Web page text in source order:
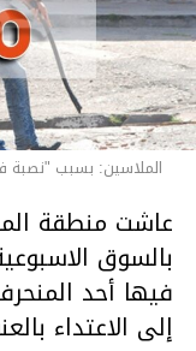
الملاسين: بسبب
عاشت منطقة
بالسوق
فيها أحد
إلى الاعتداء